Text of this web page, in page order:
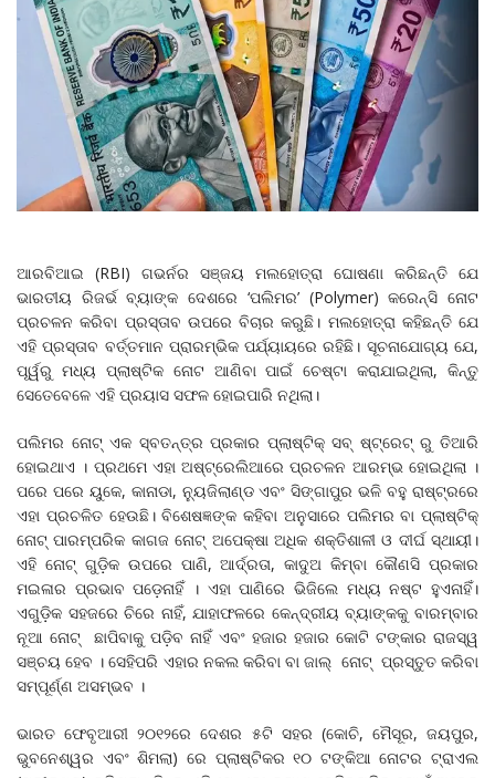
ଆରବିଆଇ (RBI) ଗଭର୍ନର ସଞ୍ଜୟ ମଲହୋତ୍ରା ଘୋଷଣା କରିଛନ୍ତି ଯେ
ଭାରତୀୟ ରିଜର୍ଭ ବ୍ୟାଙ୍କ ଦେଶରେ ‘ପଲିମର’ (Polymer) କରେନ୍ସି ନୋଟ
ପ୍ରଚଳନ କରିବା ପ୍ରସ୍ତାବ ଉପରେ ବିଚାର କରୁଛି। ମଲହୋତ୍ରା କହିଛନ୍ତି ଯେ
ଏହି ପ୍ରସ୍ତାବ ବର୍ତ୍ତମାନ ପ୍ରାରମ୍ଭିକ ପର୍ଯ୍ୟାୟରେ ରହିଛି। ସୂଚନାଯୋଗ୍ୟ ଯେ,
ପୂର୍ୱରୁ ମଧ୍ୟ ପ୍ଲାଷ୍ଟିକ ନୋଟ ଆଣିବା ପାଇଁ ଚେଷ୍ଟା କରାଯାଇଥିଲା, କିନ୍ତୁ
ସେତେବେଳେ ଏହି ପ୍ରୟାସ ସଫଳ ହୋଇପାରି ନଥିଲା।
ପଲିମର ନୋଟ୍ ଏକ ସ୍ବତନ୍ତ୍ର ପ୍ରକାର ପ୍ଲାଷ୍ଟିକ୍ ସବ୍ ଷ୍ଟ୍ରେଟ୍ ରୁ ତିଆରି
ହୋଇଥାଏ । ପ୍ରଥମେ ଏହା ଅଷ୍ଟ୍ରେଲିଆରେ ପ୍ରଚଳନ ଆରମ୍ଭ ହୋଇଥିଲା ।
ପରେ ପରେ ୟୁକେ, କାନାଡା, ନ୍ୟୁଜିଲାଣ୍ଡ ଏବଂ ସିଙ୍ଗାପୁର ଭଳି ବହୁ ରାଷ୍ଟ୍ରରେ
ଏହା ପ୍ରଚଳିତ ହେଉଛି। ବିଶେଷଜ୍ଞଙ୍କ କହିବା ଅନୁସାରେ ପଲିମର ବା ପ୍ଲାଷ୍ଟିକ୍
ନୋଟ୍ ପାରମ୍ପରିକ କାଗଜ ନୋଟ୍ ଅପେକ୍ଷା ଅଧିକ ଶକ୍ତିଶାଳୀ ଓ ଦୀର୍ଘ ସ୍ଥାୟୀ।
ଏହି ନୋଟ୍ ଗୁଡ଼ିକ ଉପରେ ପାଣି, ଆର୍ଦ୍ରତା, କାଦୁଅ କିମ୍ବା କୌଣସି ପ୍ରକାର
ମଇଳାର ପ୍ରଭାବ ପଡ଼େନାହିଁ । ଏହା ପାଣିରେ ଭିଜିଲେ ମଧ୍ୟ ନଷ୍ଟ ହୁଏନାହିଁ।
ଏଗୁଡ଼ିକ ସହଜରେ ଚିରେ ନାହିଁ, ଯାହାଫଳରେ କେନ୍ଦ୍ରୀୟ ବ୍ୟାଙ୍କକୁ ବାରମ୍ବାର
ନୂଆ ନୋଟ୍ ଛାପିବାକୁ ପଡ଼ିବ ନାହିଁ ଏବଂ ହଜାର ହଜାର କୋଟି ଟଙ୍କାର ରାଜସ୍ୱ
ସଞ୍ଚୟ ହେବ । ସେହିପରି ଏହାର ନକଲ କରିବା ବା ଜାଲ୍ ନୋଟ୍ ପ୍ରସ୍ତୁତ କରିବା
ସମ୍ପୂର୍ଣ୍ଣ ଅସମ୍ଭବ ।
ଭାରତ ଫେବୃଆରୀ ୨୦୧୨ରେ ଦେଶର ୫ଟି ସହର (କୋଚି, ମୈସୂର, ଜୟପୁର,
ଭୁବନେଶ୍ୱର ଏବଂ ଶିମଲା) ରେ ପ୍ଲାଷ୍ଟିକର ୧୦ ଟଙ୍କିଆ ନୋଟର ଟ୍ରାଏଲ